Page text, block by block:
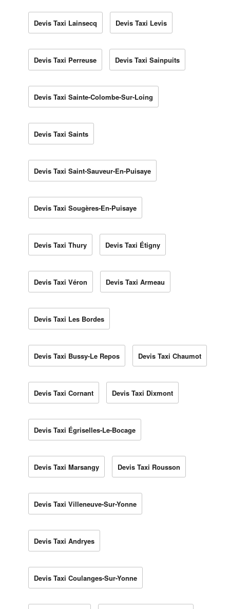
Devis Taxi Lainsecq Devis Taxi Levis
Devis Taxi Perreuse Devis Taxi Sainpuits
Devis Taxi Sainte-Colombe-Sur-Loing
Devis Taxi Saints
Devis Taxi Saint-Sauveur-En-Puisaye
Devis Taxi Sougères-En-Puisaye
Devis Taxi Thury Devis Taxi Étigny
Devis Taxi Véron Devis Taxi Armeau
Devis Taxi Les Bordes
Devis Taxi Bussy-Le Repos Devis Taxi Chaumot
Devis Taxi Cornant Devis Taxi Dixmont
Devis Taxi Égriselles-Le-Bocage
Devis Taxi Marsangy Devis Taxi Rousson
Devis Taxi Villeneuve-Sur-Yonne
Devis Taxi Andryes
Devis Taxi Coulanges-Sur-Yonne